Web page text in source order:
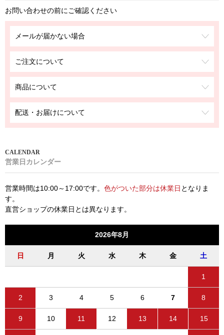
お問い合わせの前にご確認ください
メールが届かない場合
ご注文について
商品について
配送・お届けについて
営業日カレンダー
営業時間は10:00～17:00です。 色がついた部分は休業日 となりま
す。
直営ショップの休業日とは異なります。
2026年8月
日 月 火 水 木 金 土
1
2 3 4 5 6 7 8
9 10 11 12 13 14 15